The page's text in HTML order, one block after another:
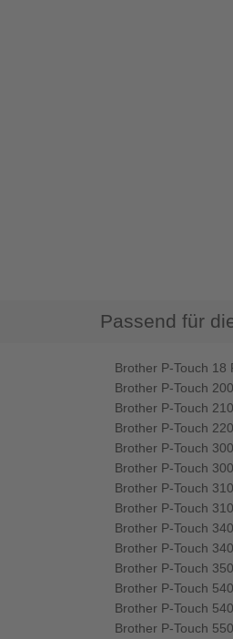
Passend für
Brother P-Touch 18
Brother P-Touch
Brother P-Touch
Brother P-Touch
Brother P-Touch
Brother P-Touch
Brother P-Touch
Brother P-Touch
Brother P-Touch
Brother P-Touch
Brother P-Touch
Brother P-Touch
Brother P-Touch
Brother P-Touch